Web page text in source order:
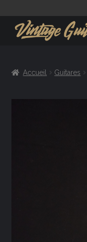
Amplis
Accueil Guitares